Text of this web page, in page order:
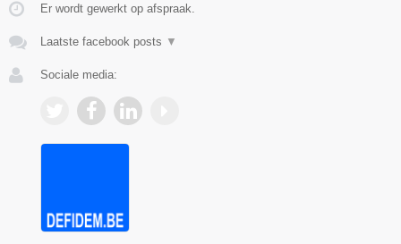
Er wordt gewerkt op afspraak.
Laatste facebook posts ▼
Sociale media: